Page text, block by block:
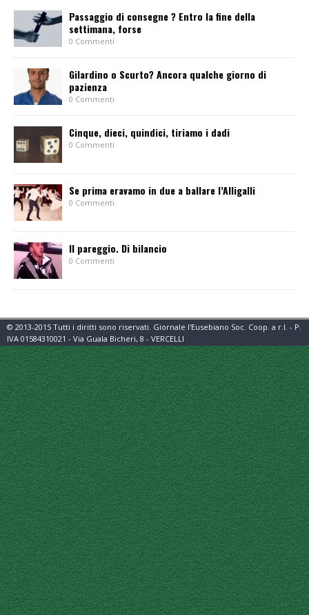
Passaggio di consegne ? Entro la fine della
settimana, forse
0 Commenti
Gilardino o Scurto? Ancora qualche giorno di
pazienza
0 Commenti
Cinque, dieci, quindici, tiriamo i dadi
0 Commenti
Se prima eravamo in due a ballare l’Alligalli
0 Commenti
Il pareggio. Di bilancio
0 Commenti
© 2013-2015 Tutti i diritti sono riservati. Giornale l'Eusebiano Soc. Coop. a r.l. - P.
IVA 01584310021 - Via Guala Bicheri, 8 - VERCELLI